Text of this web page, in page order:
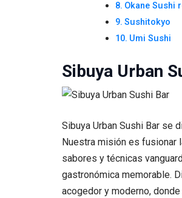
Okane Sushi
Sushitokyo
Umi Sushi
Sibuya Urban
Sibuya Urban Sushi Bar se
Nuestra misión es fusionar
sabores y técnicas
gastronómica memorable.
acogedor y moderno,